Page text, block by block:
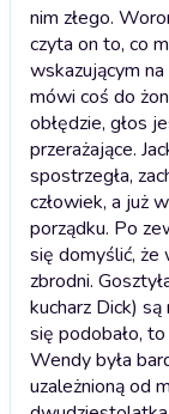
nim złego.
czyta on to, co
wskazującym
mówi coś do
obłędzie, głos
przerażające.
spostrzegła,
człowiek, a już
porządku. Po
się domyślić, że
zbrodni.
kucharz Dick)
się podobało,
Wendy była
uzależnioną od